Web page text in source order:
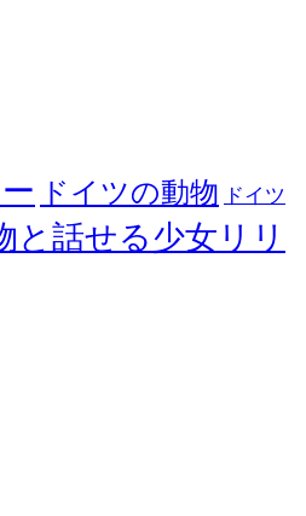
ドイツの動物 ドイツ
と話せる少女リリ